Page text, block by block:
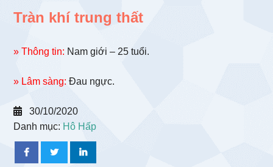
Tràn khí trung thất
» Thông tin: Nam giới – 25 tuổi.
» Lâm sàng: Đau ngực.
30/10/2020
Danh mục: Hô Hấp